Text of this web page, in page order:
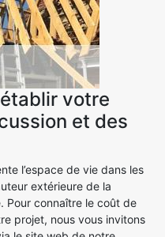
votre
et des
l’espace de vie dans les
extérieure de la
Pour connaître le coût de
projet, nous vous invitons